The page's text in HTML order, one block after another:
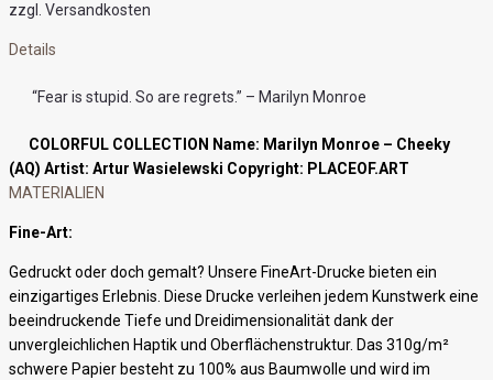
zzgl. Versandkosten
Details
“Fear is stupid. So are regrets.” – Marilyn Monroe
COLORFUL COLLECTION Name: Marilyn Monroe – Cheeky
(AQ) Artist: Artur Wasielewski Copyright: PLACEOF.ART
MATERIALIEN
Fine-Art:
Gedruckt oder doch gemalt? Unsere FineArt-Drucke bieten ein
einzigartiges Erlebnis. Diese Drucke verleihen jedem Kunstwerk eine
beeindruckende Tiefe und Dreidimensionalität dank der
unvergleichlichen Haptik und Oberflächenstruktur. Das 310g/m²
schwere Papier besteht zu 100% aus Baumwolle und wird im